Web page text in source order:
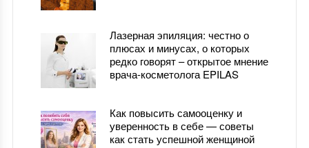
Лазерная эпиляция: честно о
плюсах и минусах, о которых
редко говорят – открытое мнение
врача-косметолога EPILAS
Как повысить самооценку и
уверенность в себе — советы
как стать успешной женщиной